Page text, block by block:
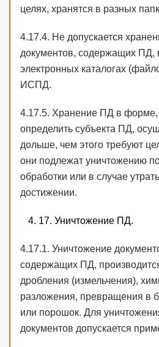
целях, хранятся в разных
4.17.4. Не допускается
документов, содержащих ПД,
электронных каталогах
ИСПД.
4.17.5. Хранение ПД в
определить субъекта ПД,
дольше, чем этого требуют
они подлежат уничтожению
обработки или в случае
достижении.
17. Уничтожение ПД.
4.17.1. Уничтожение
содержащих ПД,
дробления (измельчения),
разложения, превращения в
или порошок. Для
документов допускается